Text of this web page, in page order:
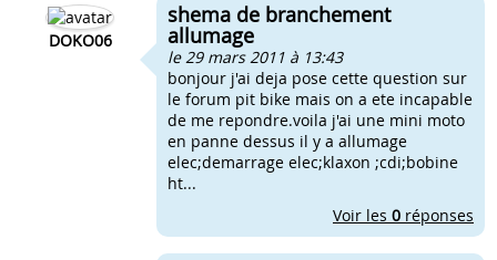
DOKO06
shema de branchement
allumage
le 29 mars 2011 à 13:43
bonjour j'ai deja pose cette question sur
le forum pit bike mais on a ete incapable
de me repondre.voila j'ai une mini moto
en panne dessus il y a allumage
elec;demarrage elec;klaxon ;cdi;bobine
ht...
Voir les 0 réponses